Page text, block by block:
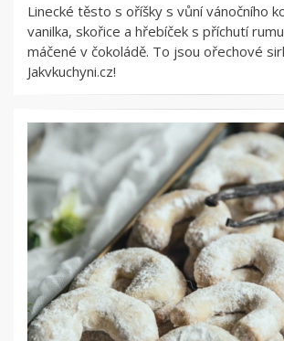
Linecké těsto s oříšky s vůní vánočního
vanilka, skořice a hřebíček s příchutí
máčené v čokoládě. To jsou ořechové
Jakvkuchyni.cz!